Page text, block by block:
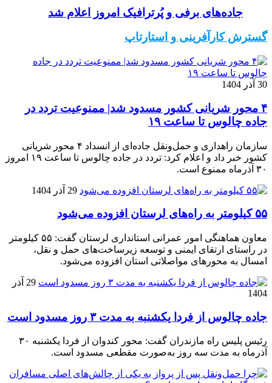
جاده‌های برفی و پُرترافیک امروز اعلام شد
گسترش کارآفرینی و استارتاپ
30 آذر 1404
۴ محور شریانی کشور مسدود شد| ممنوعیت تردد در
جاده چالوس تا ساعت ۱۹
سازمان راهداری و حمل‌ونقل جاده‌ای از انسداد ۴ محور شریانی
کشور خبر داد و اعلام کرد: تردد در جاده چالوس تا ساعت ۱۹ امروز
۳۰ آذرماه ممنوع است.
29 آذر 1404
۵۵ کیلومتر به راه‌های لرستان افزوده می‌شود
معاون هماهنگی امور عمرانی استانداری لرستان گفت: ۵۵ کیلومتر
در راستای ارتقای ایمنی و توسعه زیرساخت‌های حمل و نقل،
امسال به محورهای مواصلاتی استان افزوده می‌شود.
29 آذر
1404
جاده چالوس از فردا یکشنبه به مدت ۳ روز مسدود است
رئیس پلیس راه مازندران گفت: محور کندوان از فردا یکشنبه ۳۰
آذرماه به مدت سه روز به‌صورت مقطعی مسدود است.